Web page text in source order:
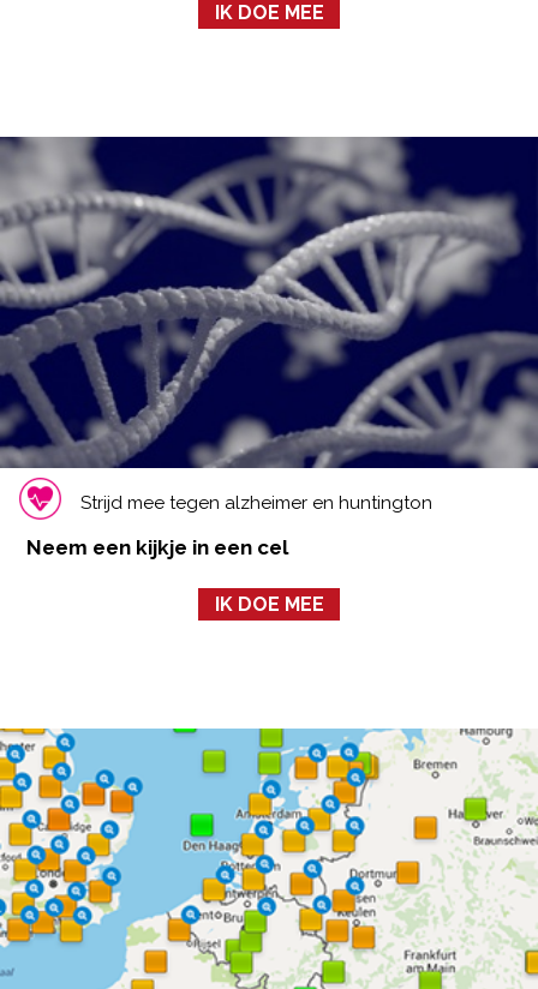
IK DOE MEE
Strijd mee tegen alzheimer en huntington
Neem een kijkje in een cel
IK DOE MEE